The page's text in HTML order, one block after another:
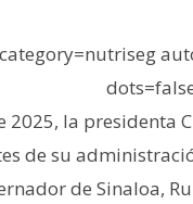
2025, la presidenta
de su
de Sinaloa,